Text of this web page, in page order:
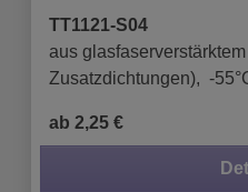
TT1121-S04
aus
Zusatzdichtungen), -
ab 2,25 €